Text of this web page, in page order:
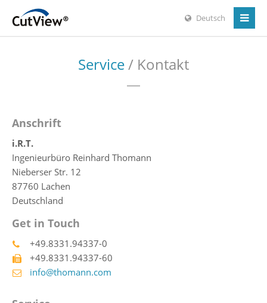
Deutsch
Service/ Kontakt
Anschrift
i.R.T.
Ingenieurbüro Reinhard Thomann
Nieberser Str. 12
87760 Lachen
Deutschland
Get in Touch
+49.8331.94337-0
+49.8331.94337-60
info@thomann.com